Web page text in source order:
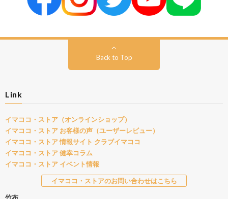
Back to Top
Link
イマココ・ストア（オンラインショップ）
イマココ・ストア お客様の声（ユーザーレビュー）
イマココ・ストア 情報サイト クラブイマココ
イマココ・ストア 健幸コラム
イマココ・ストア イベント情報
イマココ・ストアのお問い合わせはこちら
竹布